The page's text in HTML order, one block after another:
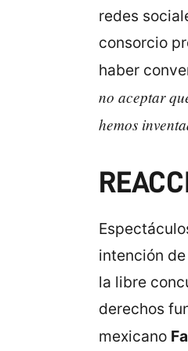
redes
consorcio
haber
no aceptar
hemos
intención
la libre
derechos
mexicano